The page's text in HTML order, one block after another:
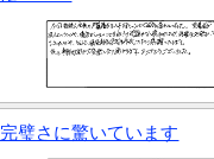
璧さに驚いています